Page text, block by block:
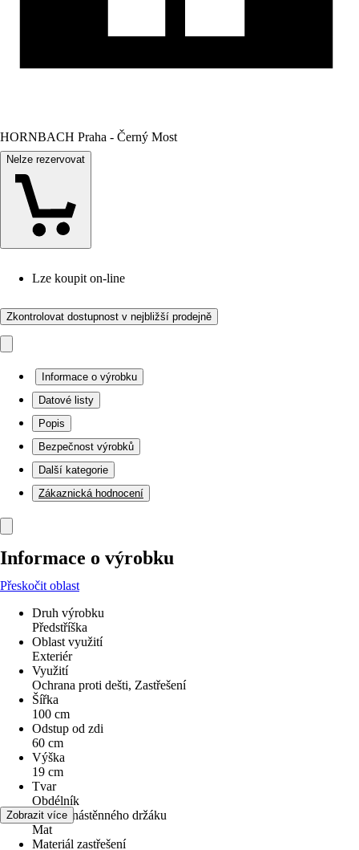
HORNBACH Praha - Černý Most
Nelze rezervovat
Lze koupit on-line
Zkontrolovat dostupnost v nejbližší prodejně
Informace o výrobku
Datové listy
Popis
Bezpečnost výrobků
Další kategorie
Zákaznická hodnocení
Informace o výrobku
Přeskočit oblast
Druh výrobku
Předstříška
Oblast využití
Exteriér
Využití
Ochrana proti dešti, Zastřešení
Šířka
100 cm
Odstup od zdi
60 cm
Výška
19 cm
Tvar
Obdélník
Vzhled nástěnného držáku
Mat
Materiál zastřešení
Zobrazit více